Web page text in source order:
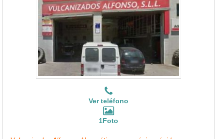
Ver teléfono
1Foto